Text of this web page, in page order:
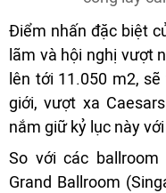
Điểm nhấn đặc biệt
lãm và hội nghị vượt
lên tới 11.050 m2,
giới, vượt xa
nắm giữ kỷ lục này
So với các
Grand Ballroom